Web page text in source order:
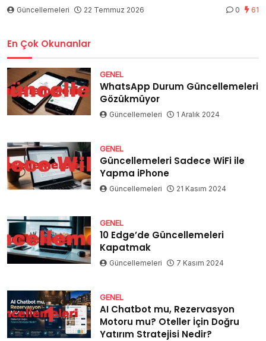
Güncellemeleri 22 Temmuz 2026 0 61
En Çok Okunanlar
GENEL
WhatsApp Durum Güncellemeleri
Gözükmüyor
Güncellemeleri 1 Aralık 2024
GENEL
Güncellemeleri Sadece WiFi ile
Yapma iPhone
Güncellemeleri 21 Kasım 2024
GENEL
10 Edge’de Güncellemeleri
Kapatmak
Güncellemeleri 7 Kasım 2024
GENEL
AI Chatbot mu, Rezervasyon
Motoru mu? Oteller İçin Doğru
Yatırım Stratejisi Nedir?